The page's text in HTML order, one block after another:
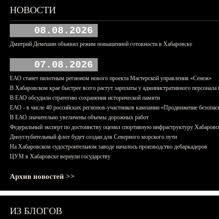
НОВОСТИ
08.08.2026
Дмитрий Демешин объявил режим повышенной готовности в Хабаровске
07.08.2026
ЕАО станет пилотным регионом нового проекта Мастерской управления «Сенеж»
В Хабаровском крае быстрее всего растут зарплаты у административного персонала
В ЕАО обсудили стратегию сохранения исторической памяти
ЕАО - в числе 40 российских регионов-участников кампании «Продвижение
В ЕАО значительно увеличены объемы дорожных работ
Федеральный эксперт по достоинству оценил спортивную инфраструктуру
Дноуглубительный флот будет создан для Северного морского пути
На Хабаровском судостроительном заводе началось производство дебаркадеров
ЦУМ в Хабаровске вернули государству
Архив новостей >>
ИЗ БЛОГОВ